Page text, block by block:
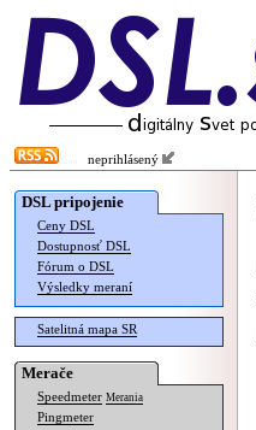
neprihlásený
DSL pripojenie
Ceny DSL
Dostupnosť DSL
Fórum o DSL
Výsledky meraní
Satelitná mapa SR
Merače
Speedmeter Merania
Pingmeter